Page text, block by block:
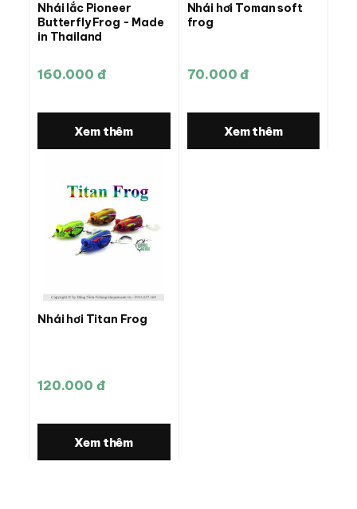
Nhái lắc Pioneer
Butterfly Frog - Made
in Thailand
160.000 đ
Xem thêm
Nhái hơi Toman soft
frog
70.000 đ
Xem thêm
Nhái hơi Titan Frog
120.000 đ
Xem thêm